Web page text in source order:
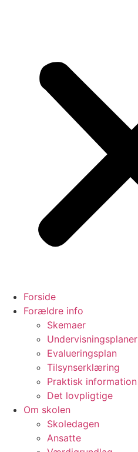
Forside
Forældre info
Skemaer
Undervisningsplaner
Evalueringsplan
Tilsynserklæring
Praktisk information
Det lovpligtige
Om skolen
Skoledagen
Ansatte